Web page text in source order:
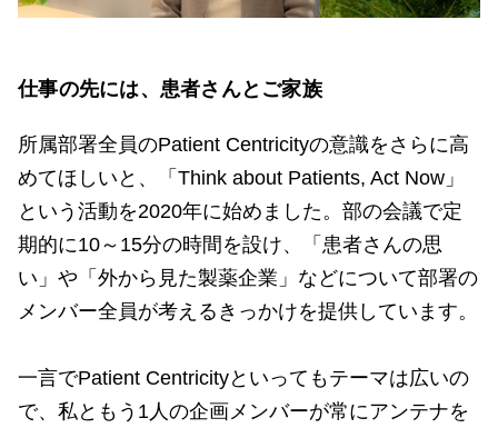
仕事の先には、患者さんとご家族
所属部署全員のPatient Centricityの意識をさらに高
めてほしいと、「Think about Patients, Act Now」
という活動を2020年に始めました。部の会議で定
期的に10～15分の時間を設け、「患者さんの思
い」や「外から見た製薬企業」などについて部署の
メンバー全員が考えるきっかけを提供しています。
一言でPatient Centricityといってもテーマは広いの
で、私ともう1人の企画メンバーが常にアンテナを